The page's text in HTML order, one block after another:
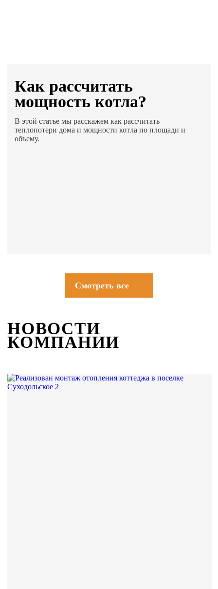
Как раcсчитать
мощность котла?
В этой статье мы расскажем как рассчитать
теплопотери дома и мощности котла по площади и
объему.
Смотреть все
НОВОСТИ
КОМПАНИИ